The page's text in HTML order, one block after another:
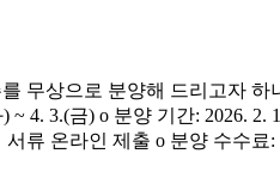
무상으로 분양해 드리고자 하
4. 3.(금) o 분양 기간: 2026. 2.
류 온라인 제출 o 분양 수수료